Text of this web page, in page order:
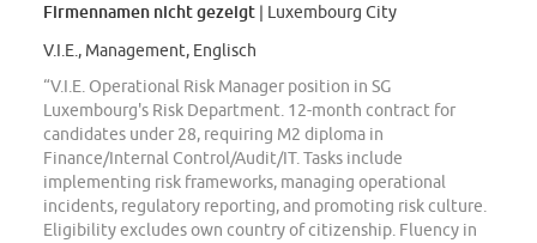
Firmennamen nicht gezeigt | Luxembourg City
V.I.E., Management, Englisch
“V.I.E. Operational Risk Manager position in SG
Luxembourg's Risk Department. 12-month contract for
candidates under 28, requiring M2 diploma in
Finance/Internal Control/Audit/IT. Tasks include
implementing risk frameworks, managing operational
incidents, regulatory reporting, and promoting risk culture.
Eligibility excludes own country of citizenship. Fluency in